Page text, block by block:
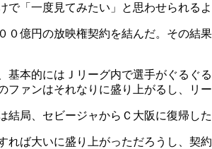
「一度見てみたい」と思わせられる
億円の放映権契約を結んだ。その
本的にはＪリーグ内で選手がぐるぐ
ァンはそれなりに盛り上がるし、リ
局、セビージャからＣ大阪に復帰し
ば大いに盛り上がっただろうし、契